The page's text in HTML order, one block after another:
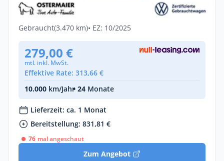
150PS DSG ACC.5J-G.AHK.S
Benzin •Automatik •
Gebraucht(3.470 km)• EZ: 10/2025
279,00 €
mtl. inkl. MwSt.
Effektive Rate: 313,66 €
10.000 km/Jahr• 24 Monate
Lieferzeit: ca. 1 Monat
Bereitstellung: 831,81 €
76 mal angeschaut
Zum Angebot